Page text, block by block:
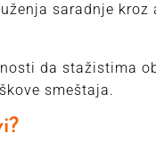
saradnje
da stažistima
smeštaja.